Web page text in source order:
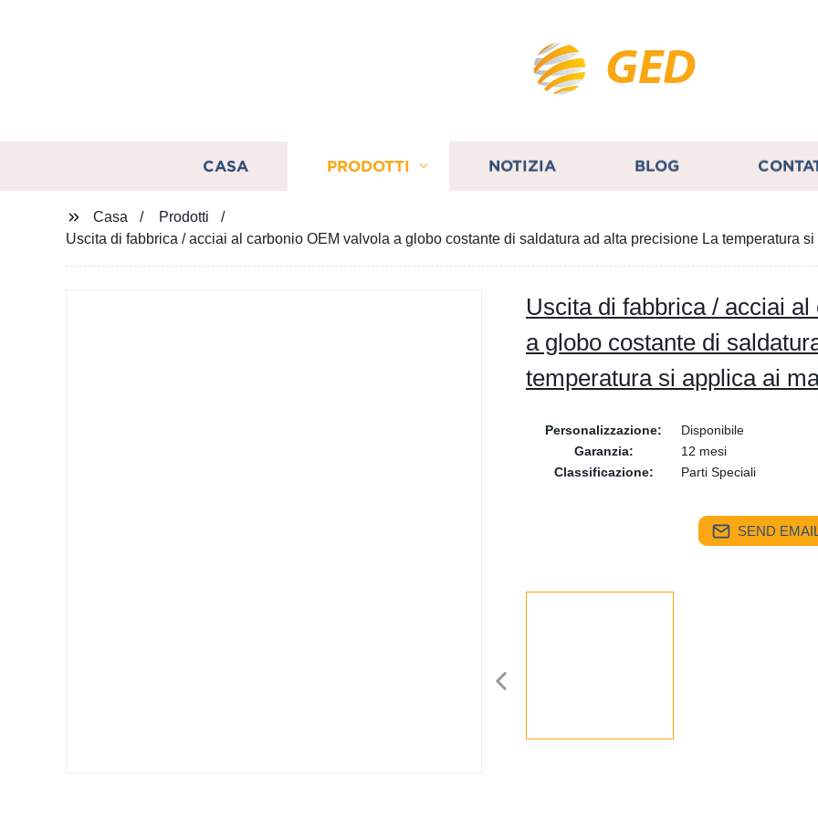
GED
CASA PRODOTTI NOTIZIA BLOG
Casa
Prodotti
Uscita di fabbrica / acciai al carbonio OEM valvola a globo costante di saldatura ad alta precisione La temperatura
Uscita di fabbrica / acciai
a globo costante di
temperatura si applica ai
Personalizzazione:
Disponibile
Garanzia:
12 mesi
Classificazione:
Parti Speciali
SEND